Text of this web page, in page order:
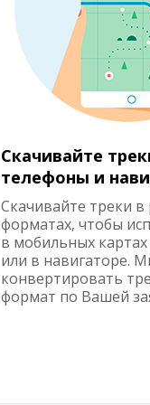
Скачивайте
телефоны и
Скачивайте треки в
форматах, чтобы
в мобильных
или в навигаторе.
конвертировать
формат по Вашей